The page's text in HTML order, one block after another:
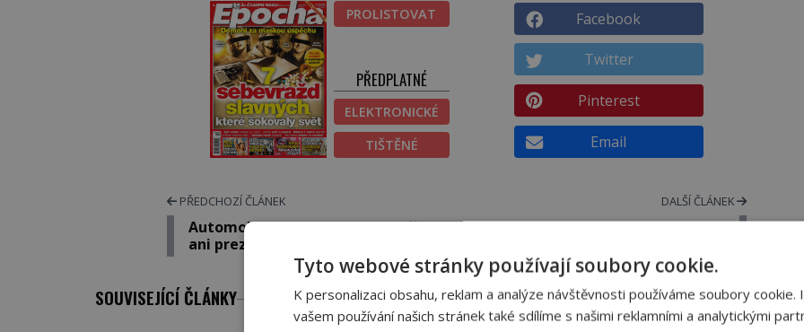
PROLISTOVAT
PŘEDPLATNÉ
ELEKTRONICKÉ
TIŠTĚNÉ
Facebook
Twitter
Pinterest
Email
PŘEDCHOZÍ ČLÁNEK
Automobil Tatra: Ostudu neudělal
ani prezidentu Masarykovi!
DALŠÍ ČLÁNEK
Mumie Ukok: Tetovaná princezna
SOUVISEJÍCÍ ČLÁNKY
Tyto webové stránky používají soubory cookie.
K personalizaci obsahu, reklam a analýze návštěvnosti používáme soubory cookie.
vašem používání našich stránek také sdílíme s našimi reklamními a analytickými